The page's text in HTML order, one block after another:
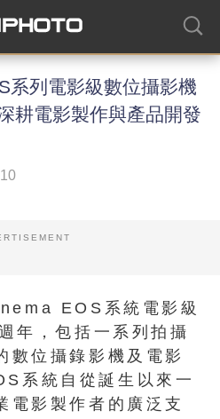
系列電影級數位攝影機
耕電影製作與產品開發
EOS系統電影級
年，包括一系列拍攝
數位攝錄影機及電影
系統自從誕生以來一
電影製作者的廣泛支